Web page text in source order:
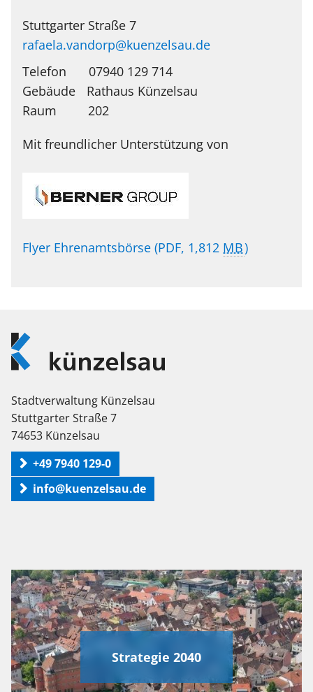
Stuttgarter Straße 7
rafaela.vandorp@kuenzelsau.de
Telefon
07940 129 714
Rathaus Künzelsau
202
Mit freundlicher Unterstützung von
Flyer Ehrenamtsbörse (PDF, 1,812 MB)
Logo
Künzelsau
Stadtverwaltung Künzelsau
Stuttgarter Straße 7
74653 Künzelsau
+49 7940 129-0
info@kuenzelsau.de
Strategie 2040